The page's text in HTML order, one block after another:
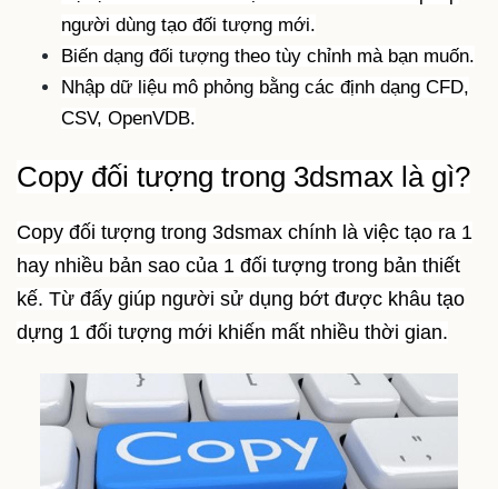
người dùng tạo đối tượng mới.
Biến dạng đối tượng theo tùy chỉnh mà bạn muốn.
Nhập dữ liệu mô phỏng bằng các định dạng CFD,
CSV, OpenVDB.
Copy đối tượng trong 3dsmax là gì?
Copy đối tượng trong 3dsmax chính là việc tạo ra 1
hay nhiều bản sao của 1 đối tượng trong bản thiết
kế. Từ đấy giúp người sử dụng bớt được khâu tạo
dựng 1 đối tượng mới khiến mất nhiều thời gian.